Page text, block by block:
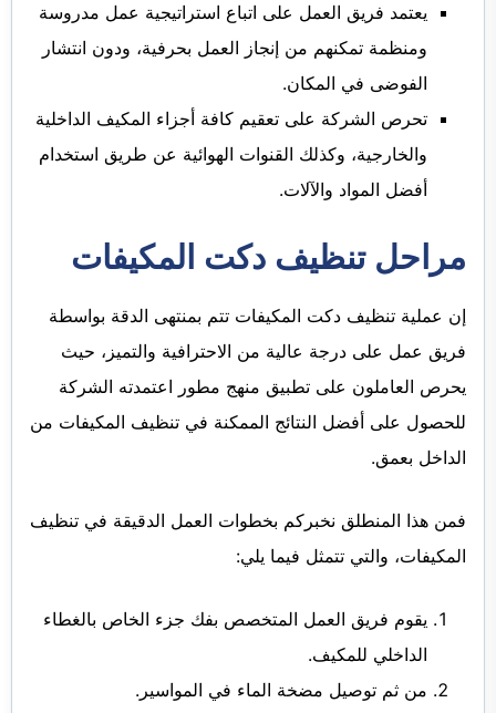
يعتمد فريق العمل على اتباع استراتيجية عمل مدروسة
ومنظمة تمكنهم من إنجاز العمل بحرفية، ودون انتشار
الفوضى في المكان.
تحرص الشركة على تعقيم كافة أجزاء المكيف الداخلية
والخارجية، وكذلك القنوات الهوائية عن طريق استخدام
أفضل المواد والآلات.
مراحل تنظيف دكت المكيفات
إن عملية تنظيف دكت المكيفات تتم بمنتهى الدقة بواسطة
فريق عمل على درجة عالية من الاحترافية والتميز، حيث
يحرص العاملون على تطبيق منهج مطور اعتمدته الشركة
للحصول على أفضل النتائج الممكنة في تنظيف المكيفات من
الداخل بعمق.
فمن هذا المنطلق نخبركم بخطوات العمل الدقيقة في تنظيف
المكيفات، والتي تتمثل فيما يلي:
يقوم فريق العمل المتخصص بفك جزء الخاص بالغطاء
الداخلي للمكيف.
من ثم توصيل مضخة الماء في المواسير.